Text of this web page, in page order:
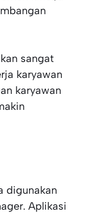
sangat
karyawan
karyawan
digunakan
Aplikasi